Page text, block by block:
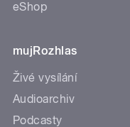
eShop
mujRozhlas
Živé vysílání
Audioarchiv
Podcasty